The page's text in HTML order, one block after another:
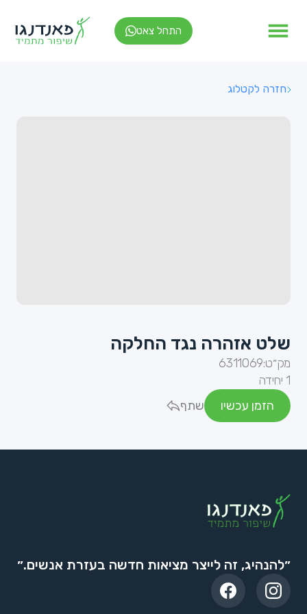
התחל צאט
חזרה לקטלוג
שלט אזהרה נגד החלקה
מק״ט:6311069
1 יחידה
הזמן עכשיו
שתף
״להנהיג, זה לייצר מציאות חדשה בעזרת אנשים.״